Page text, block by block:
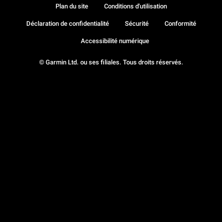
© Garmin Ltd. ou ses filiales. Tous droits réservés.
Plan du site Conditions d'utilisation
Déclaration de confidentialité Sécurité Conformité
Accessibilité numérique